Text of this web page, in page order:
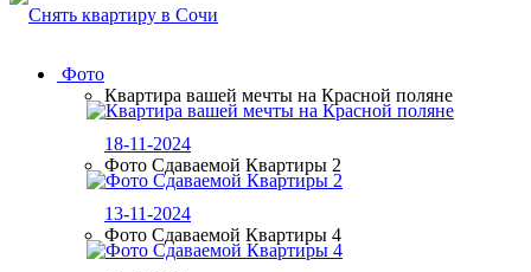
Фото
Квартира вашей мечты на Красной поляне
18-11-2024
Фото Сдаваемой Квартиры 2
13-11-2024
Фото Сдаваемой Квартиры 4